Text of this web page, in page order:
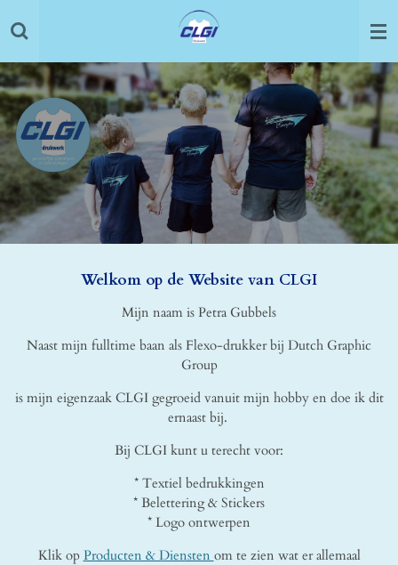
direct
de
hoofdinhoud
Welkom op de Website van CLGI
Mijn naam is Petra Gubbels
Naast mijn fulltime baan als Flexo-drukker bij Dutch Graphic
Group
is mijn eigenzaak CLGI gegroeid vanuit mijn hobby en doe ik dit
ernaast bij.
Bij CLGI kunt u terecht voor:
* Textiel bedrukkingen
* Belettering & Stickers
* Logo ontwerpen
Klik op Producten & Diensten om te zien wat er allemaal